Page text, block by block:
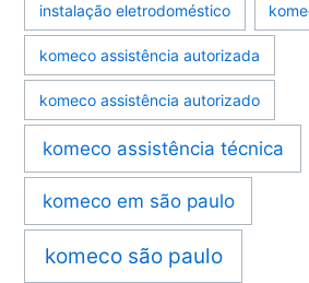
instalação eletrodoméstico
komeco assistência autorizada
komeco assistência autorizado
komeco assistência técnica
komeco em são paulo
komeco são paulo